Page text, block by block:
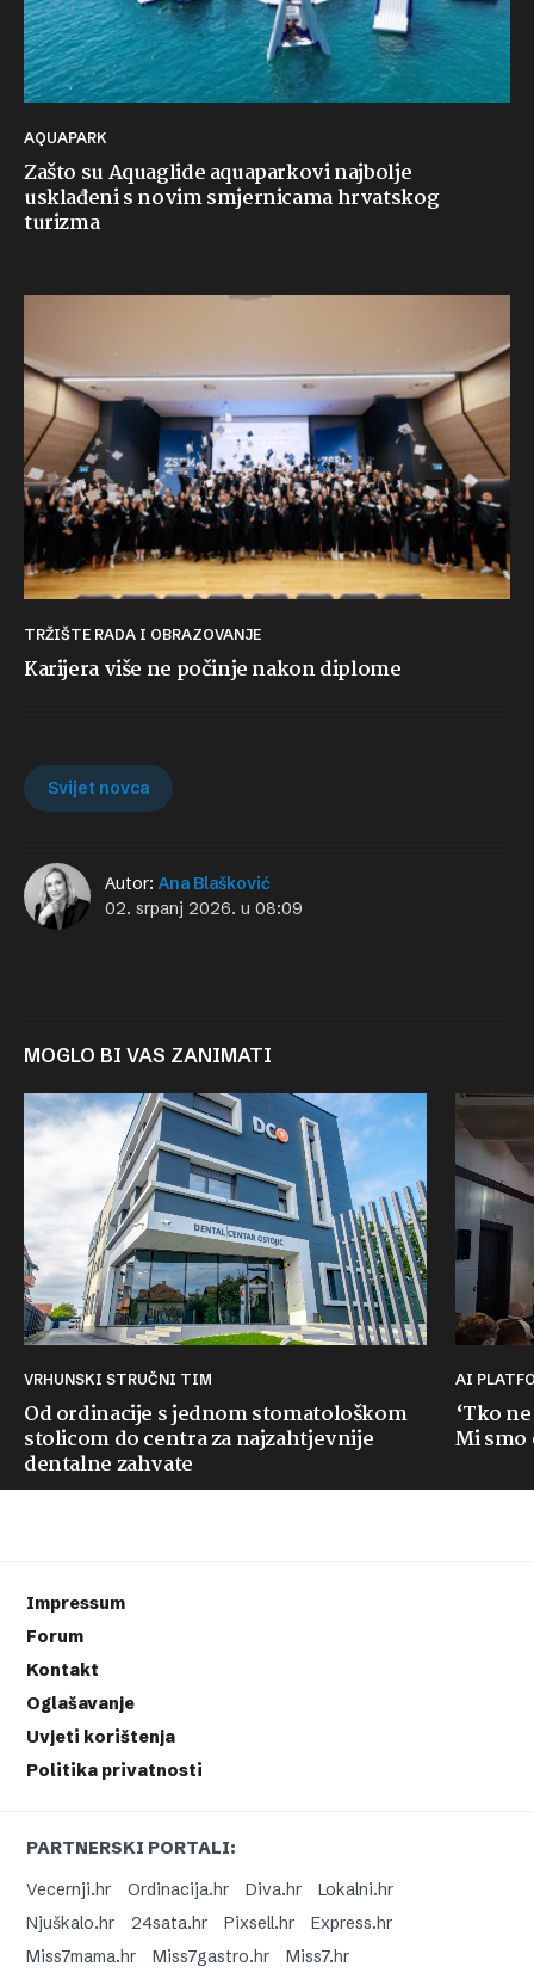
AQUAPARK
Zašto su Aquaglide aquaparkovi najbolje
usklađeni s novim smjernicama hrvatskog
turizma
TRŽIŠTE RADA I OBRAZOVANJE
Karijera više ne počinje nakon diplome
Svijet novca
Autor: Ana Blašković
02. srpanj 2026. u 08:09
MOGLO BI VAS ZANIMATI
VRHUNSKI STRUČNI TIM
Od ordinacije s jednom stomatološkom
stolicom do centra za najzahtjevnije
dentalne zahvate
AI
‘Tko
Mi
Impressum
Forum
Kontakt
Oglašavanje
Uvjeti korištenja
Politika privatnosti
PARTNERSKI PORTALI:
Vecernji.hr
Ordinacija.hr Diva.hr
Lokalni.hr
Njuškalo.hr
24sata.hr Pixsell.hr
Express.hr
Miss7mama.hr
Miss7gastro.hr Miss7.hr